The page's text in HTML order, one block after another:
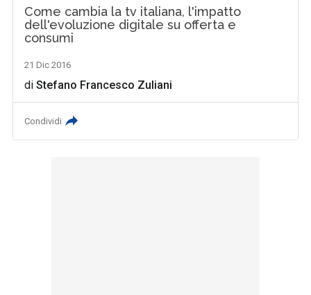
Come cambia la tv italiana, l'impatto
dell'evoluzione digitale su offerta e
consumi
21 Dic 2016
diStefano Francesco Zuliani
Condividi